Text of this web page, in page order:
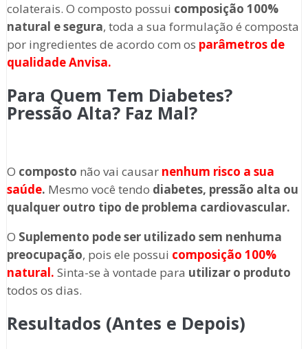
colaterais. O composto possui composição 100%
natural e segura, toda a sua formulação é composta
por ingredientes de acordo com os parâmetros de
qualidade Anvisa.
Para Quem Tem Diabetes?
Pressão Alta? Faz Mal?
O composto não vai causar nenhum risco a sua
saúde. Mesmo você tendo diabetes, pressão alta ou
qualquer outro tipo de problema cardiovascular.
O Suplemento pode ser utilizado sem nenhuma
preocupação, pois ele possui composição 100%
natural. Sinta-se à vontade para utilizar o produto
todos os dias.
Resultados (Antes e Depois)